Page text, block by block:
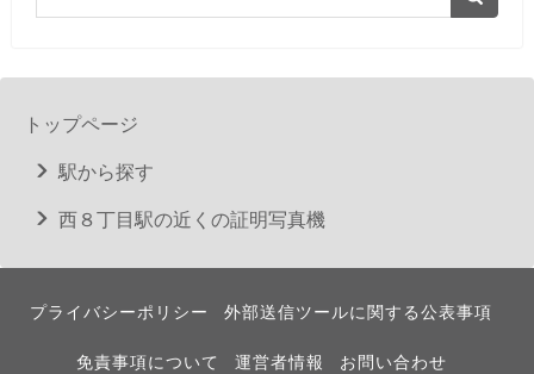
トップページ
駅から探す
西８丁目駅の近くの証明写真機
プライバシーポリシー 外部送信ツールに関する公表事項
免責事項について 運営者情報 お問い合わせ